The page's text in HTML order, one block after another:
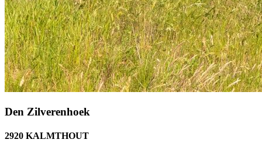
Den Zilverenhoek
2920 KALMTHOUT